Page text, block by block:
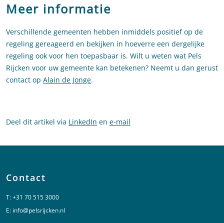
Meer informatie
Verschillende gemeenten hebben inmiddels positief op de
regeling gereageerd en bekijken in hoeverre een dergelijke
regeling ook voor hen toepasbaar is. Wilt u weten wat Pels
Rijcken voor uw gemeente kan betekenen? Neemt u dan gerust
contact op Alain de Jonge.
Deel dit artikel via LinkedIn en e-mail
Contact
T:+31 70 515 3000
E: info@pelsrijcken.nl